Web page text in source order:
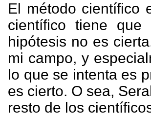
El método científico
científico tiene que
hipótesis no es
mi campo, y
lo que se intenta es
es cierto. O sea,
resto de los